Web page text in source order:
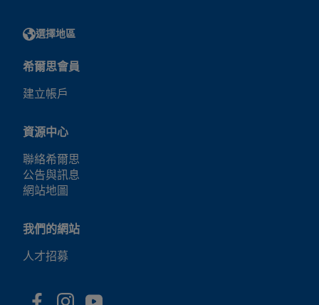
選擇地區
希爾思會員
建立帳戶
資源中心
聯絡希爾思
公告與訊息
網站地圖
我們的網站
人才招募